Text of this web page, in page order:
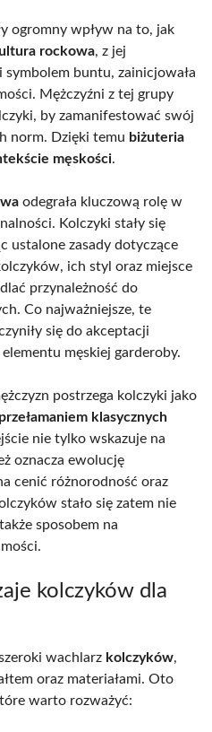
ogromny wpływ na to, jak
rockowa, z jej
buntu, zainicjowała
Mężczyźni z tej grupy
by zamanifestować swój
norm. Dzięki temu biżuteria
męskości.
odegrała kluczową rolę w
Kolczyki stały się
ustalone zasady dotyczące
ich styl oraz miejsce
przynależność do
Co najważniejsze, te
się do akceptacji
męskiej garderoby.
postrzega kolczyki jako
przełamaniem klasycznych
nie tylko wskazuje na
oznacza ewolucję
cenić różnorodność oraz
stało się zatem nie
sposobem na
kolczyków dla
wachlarz kolczyków,
oraz materiałami. Oto
warto rozważyć: